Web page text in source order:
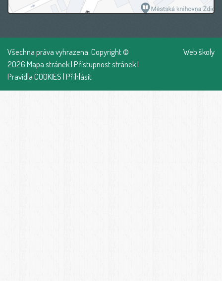
Všechna práva vyhrazena. Copyright ©
2026Mapa stránek|Přístupnost stránek|
Pravidla COOKIES|Přihlásit
Web školy